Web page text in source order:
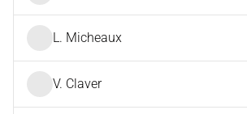
L. Micheaux
V. Claver